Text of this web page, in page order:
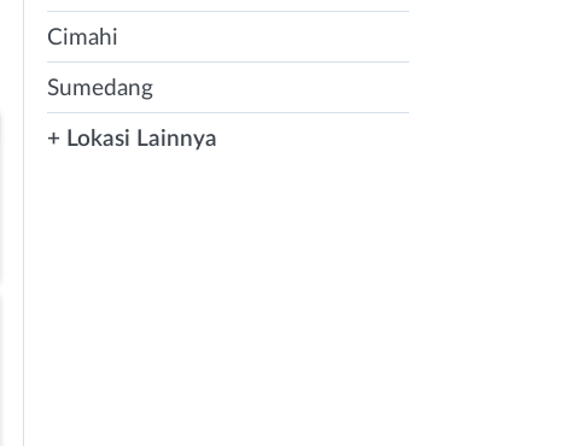
Cimahi
Sumedang
+ Lokasi Lainnya